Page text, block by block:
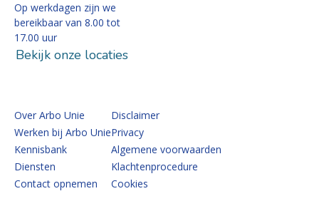
Op werkdagen zijn we
bereikbaar van 8.00 tot
17.00 uur
Bekijk onze locaties
Over Arbo Unie
Werken bij Arbo Unie
Kennisbank
Diensten
Contact opnemen
Disclaimer
Privacy
Algemene voorwaarden
Klachtenprocedure
Cookies